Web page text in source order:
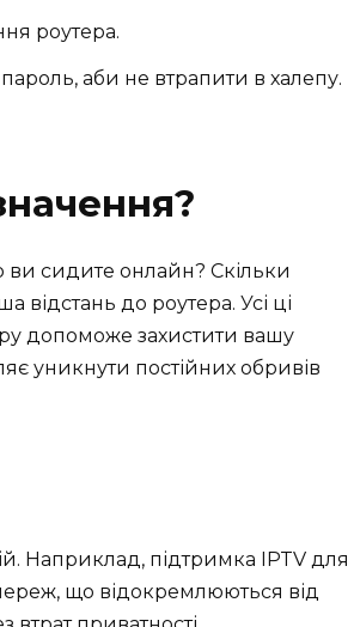
роутера.
аби не втрапити в халепу.
ви сидите онлайн? Скільки
відстань до роутера. Усі ці
допоможе захистити вашу
уникнути постійних обривів
Наприклад, підтримка IPTV для
що відокремлюються від